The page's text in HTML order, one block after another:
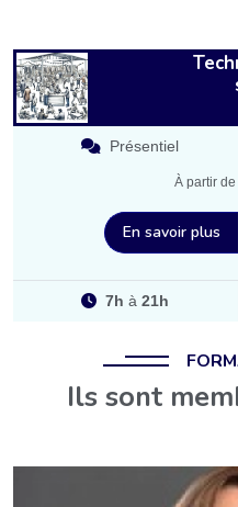
Présentiel
À partir de
En savoir plus
7h à21h
Ils sont